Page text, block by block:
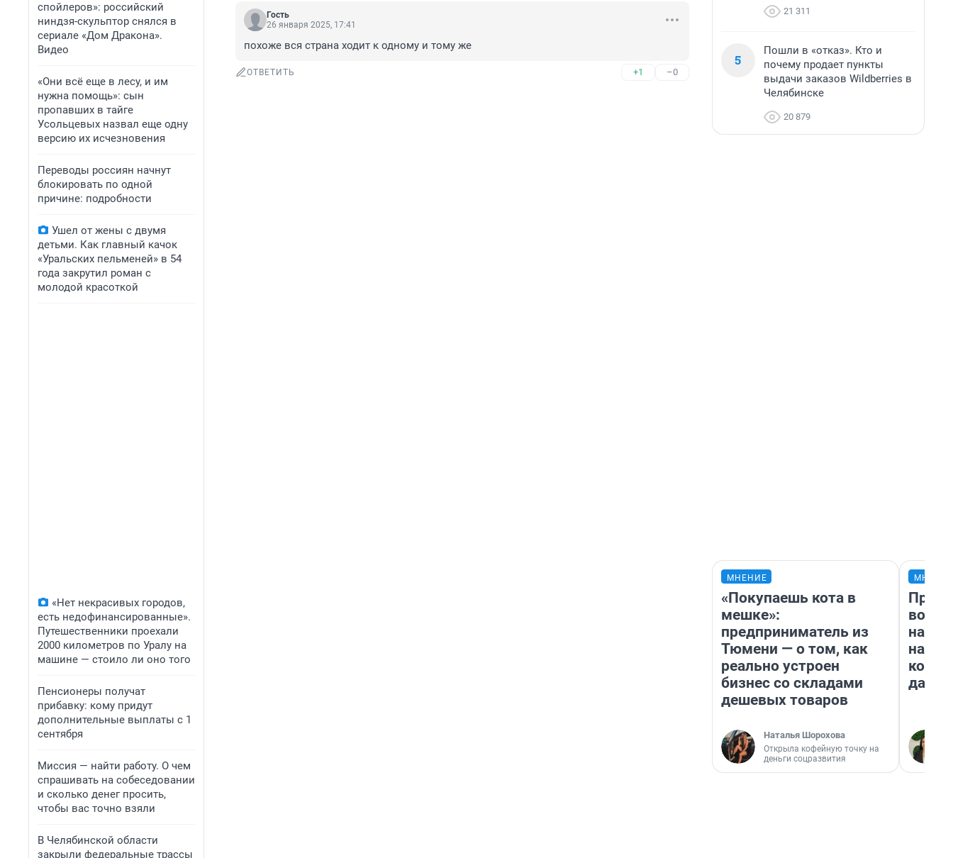
спойлеров»: российский
ниндзя-скульптор снялся в
сериале «Дом Дракона».
Видео
«Они всё еще в лесу, и им
нужна помощь»: сын
пропавших в тайге
Усольцевых назвал еще одну
версию их исчезновения
Переводы россиян начнут
блокировать по одной
причине: подробности
Ушел от жены с двумя
детьми. Как главный качок
«Уральских пельменей» в 54
года закрутил роман с
молодой красоткой
«Нет некрасивых городов,
есть недофинансированные».
Путешественники проехали
2000 километров по Уралу на
машине — стоило ли оно того
Пенсионеры получат
прибавку: кому придут
дополнительные выплаты с 1
сентября
Миссия — найти работу. О чем
спрашивать на собеседовании
и сколько денег просить,
чтобы вас точно взяли
В Челябинской области
закрыли федеральные трассы
Гость
26 января 2025, 17:41
похоже вся страна ходит к одному и тому же
ОТВЕТИТЬ +1 –0
21 311
5
Пошли в «отказ». Кто и
почему продает пункты
выдачи заказов Wildberries в
Челябинске
20 879
МНЕНИЕ
«Покупаешь кота в
мешке»:
предприниматель из
Тюмени — о том, как
реально устроен
бизнес со складами
дешевых товаров
Наталья Шорохова
Открыла кофейную точку на
деньги соцразвития
нам
даже